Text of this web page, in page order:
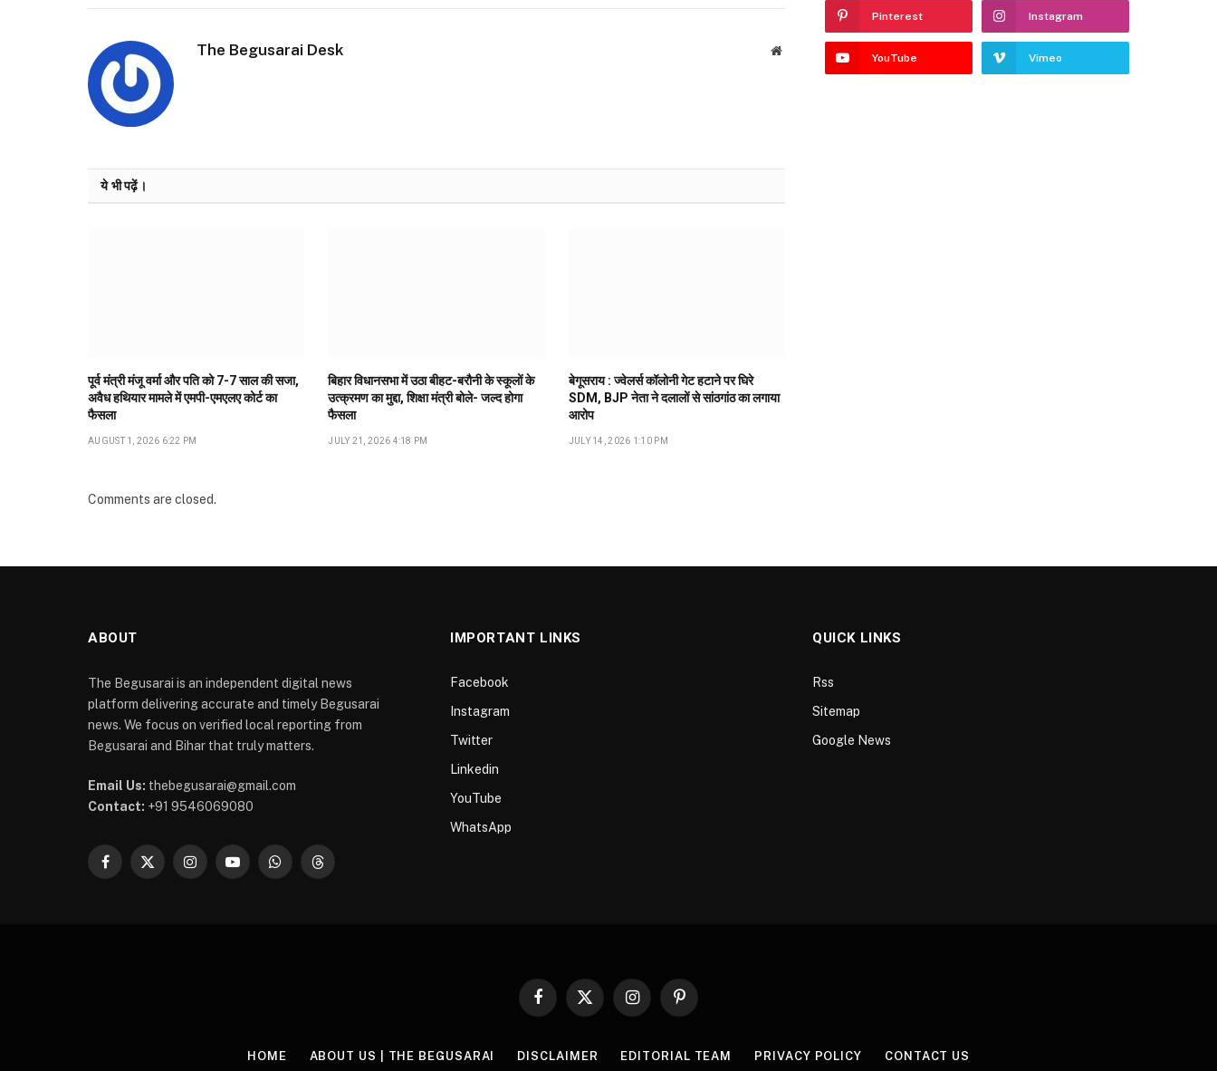
The Begusarai Desk Website
ये भी पढ़ें।
पूर्व मंत्री मंजू वर्मा और पति को 7-7 साल की सजा,
अवैध हथियार मामले में एमपी-एमएलए कोर्ट का
फैसला
AUGUST 1, 2026 6:22 PM
बिहार विधानसभा में उठा बीहट-बरौनी के स्कूलों के
उत्क्रमण का मुद्दा, शिक्षा मंत्री बोले- जल्द होगा
फैसला
JULY 21, 2026 4:18 PM
बेगूसराय : ज्वेलर्स कॉलोनी गेट हटाने पर घिरे
SDM, BJP नेता ने दलालों से सांठगांठ का लगाया
आरोप
JULY 14, 2026 1:10 PM
Comments are closed.
Pinterest Instagram
YouTube Vimeo
ABOUT
The Begusarai is an independent digital news
platform delivering accurate and timely Begusarai
news. We focus on verified local reporting from
Begusarai and Bihar that truly matters.
Email Us: thebegusarai@gmail.com
Contact: +91 9546069080
Facebook
X
InstagramYouTubeWhatsAppThreads
IMPORTANT LINKS
Facebook
Instagram
Twitter
Linkedin
YouTube
WhatsApp
QUICK LINKS
Rss
Sitemap
Google News
Facebook
X
InstagramPinterest
HOME ABOUT US | THE BEGUSARAI DISCLAIMER EDITORIAL TEAM PRIVACY POLICY CONTACT US